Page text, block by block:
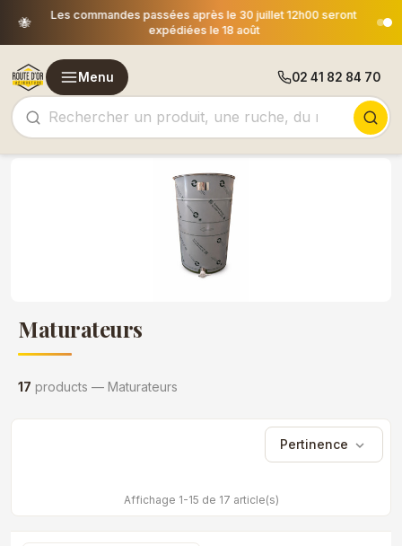
🐝
Les commandes passées après le 30 juillet 12h00 seront
expédiées le 18 août
Menu 02 41 82 84 70
Maturateurs
17 products — Maturateurs
Pertinence expand_more
Affichage 1-15 de 17 article(s)